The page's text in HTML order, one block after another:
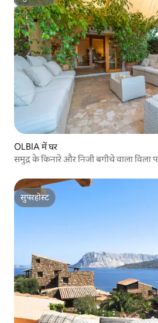
सुपरहोस्ट
OLBIA में घर
समुद्र के किनारे और निजी बगीचे वाला विला
सुपरहोस्ट
सुपरहोस्ट